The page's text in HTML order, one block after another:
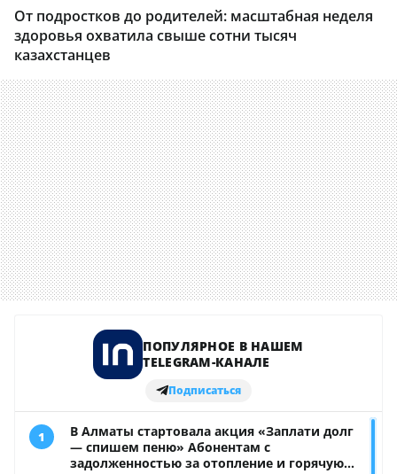
От подростков до родителей: масштабная неделя
здоровья охватила свыше сотни тысяч
казахстанцев